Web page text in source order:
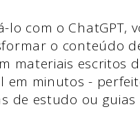
lo com o ChatGPT,
o conteúdo
materiais escritos
em minutos -
de estudo ou guias